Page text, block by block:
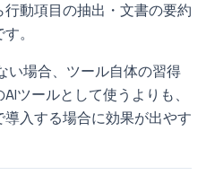
動項目の抽出・文書の要約
。
い場合、ツール自体の習得
ツールとして使うよりも、
入する場合に効果が出やす